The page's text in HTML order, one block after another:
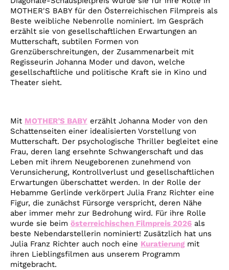
MOTHER'S BABY für den Österreichischen Filmpreis als
Beste weibliche Nebenrolle nominiert. Im Gespräch
erzählt sie von gesellschaftlichen Erwartungen an
Mutterschaft, subtilen Formen von
Grenzüberschreitungen, der Zusammenarbeit mit
Regisseurin Johanna Moder und davon, welche
gesellschaftliche und politische Kraft sie in Kino und
Theater sieht.
Mit MOTHER’S BABY erzählt Johanna Moder von den
Schattenseiten einer idealisierten Vorstellung von
Mutterschaft. Der psychologische Thriller begleitet eine
Frau, deren lang ersehnte Schwangerschaft und das
Leben mit ihrem Neugeborenen zunehmend von
Verunsicherung, Kontrollverlust und gesellschaftlichen
Erwartungen überschattet werden. In der Rolle der
Hebamme Gerlinde verkörpert Julia Franz Richter eine
Figur, die zunächst Fürsorge verspricht, deren Nähe
aber immer mehr zur Bedrohung wird. Für ihre Rolle
wurde sie beim österreichischen Filmpreis 2026 als
beste Nebendarstellerin nominiert! Zusätzlich hat uns
Julia Franz Richter auch noch eine Kuratierungmit
ihren Lieblingsfilmen aus unserem Programm
mitgebracht.